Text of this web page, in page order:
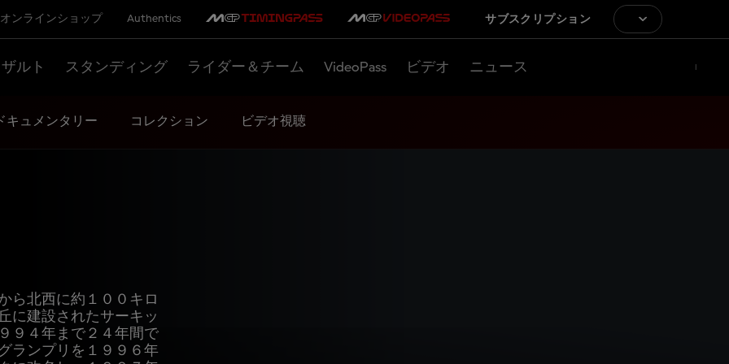
オンラインショップ Authentics サブスクリプション
ルト スタンディング ライダー＆チーム VideoPass ビデオ ニュース
キュメンタリー コレクション ビデオ視聴
ら北西に約１００キロ
に建設されたサーキッ
９４年まで２４年間で
ランプリを１９９６年